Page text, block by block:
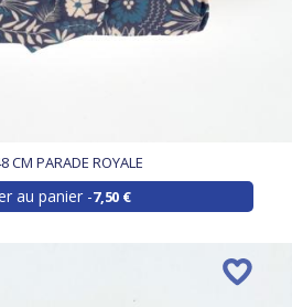
CM PARADE ROYALE
au panier 7,50 €